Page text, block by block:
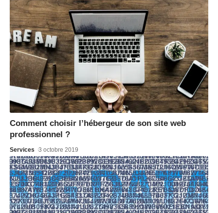
Comment choisir l’hébergeur de son site web
professionnel ?
Services 3 octobre 2019